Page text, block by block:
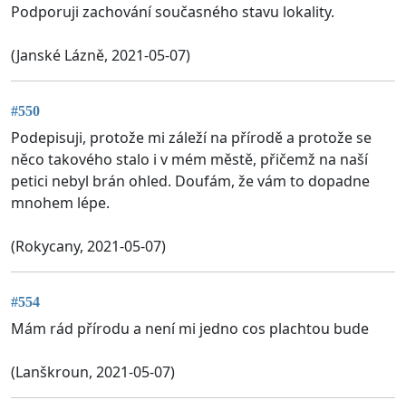
Podporuji zachování současného stavu lokality.
(Janské Lázně, 2021-05-07)
#550
Podepisuji, protože mi záleží na přírodě a protože se
něco takového stalo i v mém městě, přičemž na naší
petici nebyl brán ohled. Doufám, že vám to dopadne
mnohem lépe.
(Rokycany, 2021-05-07)
#554
Mám rád přírodu a není mi jedno cos plachtou bude
(Lanškroun, 2021-05-07)